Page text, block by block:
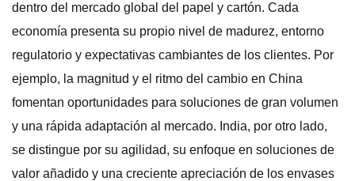
dentro del mercado global del papel y cartón. Cada
economía presenta su propio nivel de madurez, entorno
regulatorio y expectativas cambiantes de los clientes. Por
ejemplo, la magnitud y el ritmo del cambio en China
fomentan oportunidades para soluciones de gran volumen
y una rápida adaptación al mercado. India, por otro lado,
se distingue por su agilidad, su enfoque en soluciones de
valor añadido y una creciente apreciación de los envases